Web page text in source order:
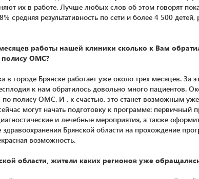
их в работе. Лучше любых слов об этом говорят
средняя результативность по сети и более 4 500
работы нашей клиники сколько к Вам
ОМС?
городе Брянске работает уже около трех месяцев. За
к нам обратилось довольно много пациентов.
полису ОМС. И , к счастью, это станет возможным
могут начать подготовку к программе: первичный
и лечебные мероприятия, а также
здравоохранения Брянской области на прохождение
возможность.
области, жители каких регионов уже